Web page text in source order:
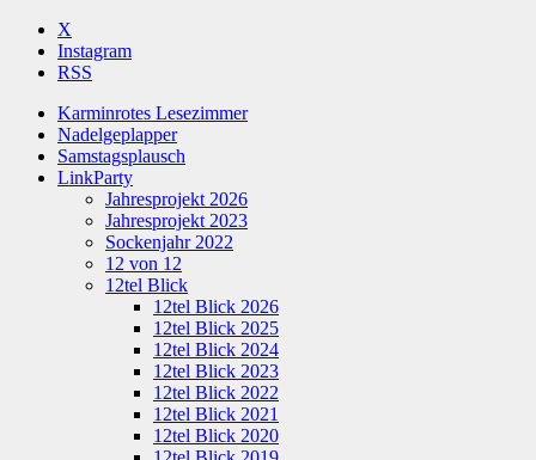
X
Instagram
RSS
Karminrotes Lesezimmer
Nadelgeplapper
Samstagsplausch
LinkParty
Jahresprojekt 2026
Jahresprojekt 2023
Sockenjahr 2022
12 von 12
12tel Blick
12tel Blick 2026
12tel Blick 2025
12tel Blick 2024
12tel Blick 2023
12tel Blick 2022
12tel Blick 2021
12tel Blick 2020